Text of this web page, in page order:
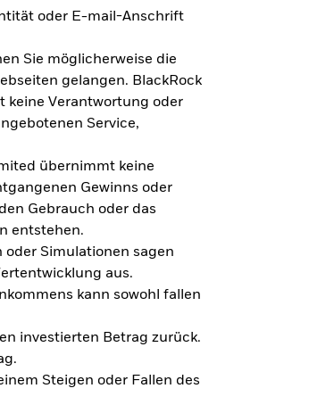
oder E-mail-Anschrift
Sie möglicherweise die
gelangen. BlackRock
keine Verantwortung oder
Service,
übernimmt keine
Gewinns oder
Gebrauch oder das
entstehen.
Simulationen sagen
aus.
kann sowohl fallen
investierten Betrag zurück.
Steigen oder Fallen des